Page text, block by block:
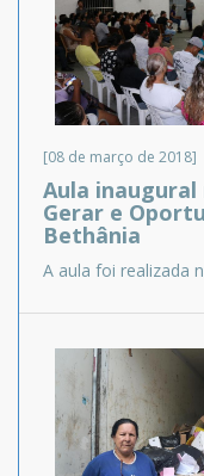
[08 de março de 2018]
Aula inaugural
Gerar e
Bethânia
A aula foi realizada